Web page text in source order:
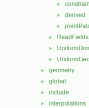
►
► derived
►
► ReadFields
►
►
► geometry
► global
► include
► interpolations